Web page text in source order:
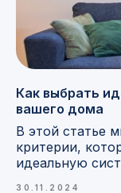
Как выбрать
вашего дома
В этой статье
критерии,
идеальную
30.11.2024